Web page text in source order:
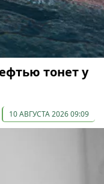
тонет у
10 АВГУСТА 2026 09:09